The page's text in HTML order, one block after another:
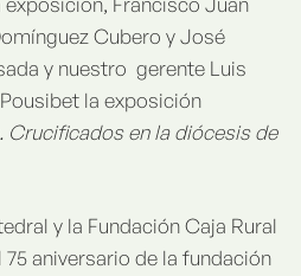
Cubero y José
y nuestro gerente Luis
la exposición
en la diócesis de
y la Fundación Caja Rural
aniversario de la fundación